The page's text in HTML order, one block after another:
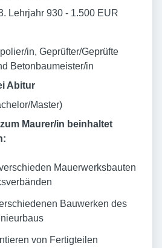
Lehrjahr 930 - 1.500 EUR
in, Geprüfter/Geprüfte
Betonbaumeister/in
Abitur
Master)
Maurer/in beinhaltet
Mauerwerksbauten
Bauwerken des
von Fertigteilen